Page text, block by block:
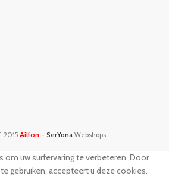
2015 Ailfon - SerYona Webshops
om uw surfervaring te verbeteren. Door
gebruiken, accepteert u deze cookies.